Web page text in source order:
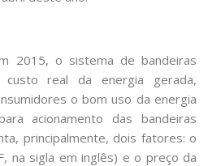
2015, o sistema de bandeiras
custo real da energia gerada,
o bom uso da energia
acionamento das bandeiras
principalmente, dois fatores: o
na sigla em inglês) e o preço da